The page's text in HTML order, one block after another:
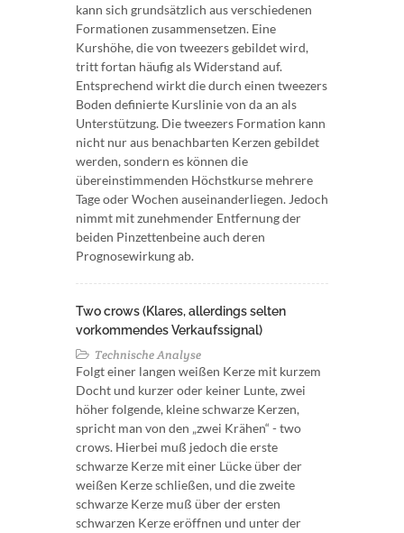
kann sich grundsätzlich aus verschiedenen
Formationen zusammensetzen. Eine
Kurshöhe, die von tweezers gebildet wird,
tritt fortan häufig als Widerstand auf.
Entsprechend wirkt die durch einen tweezers
Boden definierte Kurslinie von da an als
Unterstützung. Die tweezers Formation kann
nicht nur aus benachbarten Kerzen gebildet
werden, sondern es können die
übereinstimmenden Höchstkurse mehrere
Tage oder Wochen auseinanderliegen. Jedoch
nimmt mit zunehmender Entfernung der
beiden Pinzettenbeine auch deren
Prognosewirkung ab.
Two crows (Klares, allerdings selten
vorkommendes Verkaufssignal)
Technische Analyse
Folgt einer langen weißen Kerze mit kurzem
Docht und kurzer oder keiner Lunte, zwei
höher folgende, kleine schwarze Kerzen,
spricht man von den „zwei Krähen“ - two
crows. Hierbei muß jedoch die erste
schwarze Kerze mit einer Lücke über der
weißen Kerze schließen, und die zweite
schwarze Kerze muß über der ersten
schwarzen Kerze eröffnen und unter der